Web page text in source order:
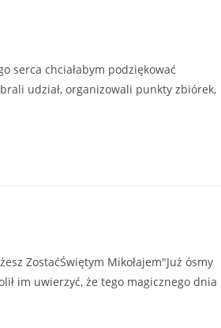
serca chciałabym podziękować
udział, organizowali punkty zbiórek,
ZostaćŚwiętym Mikołajem"Już ósmy
im uwierzyć, że tego magicznego dnia